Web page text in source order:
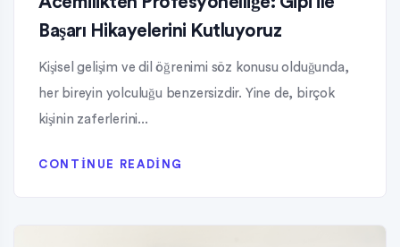
Başarı Hikayelerini Kutluyoruz
Kişisel gelişim ve dil öğrenimi söz konusu olduğunda,
her bireyin yolculuğu benzersizdir. Yine de, birçok
kişinin zaferlerini...
CONTINUE READING